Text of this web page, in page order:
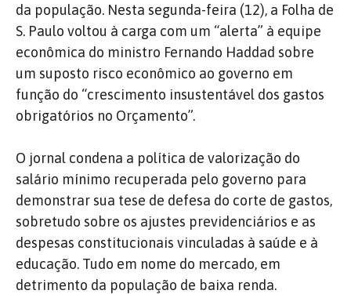
da população. Nesta segunda-feira (12), a Folha de
S. Paulo voltou à carga com um “alerta” à equipe
econômica do ministro Fernando Haddad sobre
um suposto risco econômico ao governo em
função do “crescimento insustentável dos gastos
obrigatórios no Orçamento”.
O jornal condena a política de valorização do
salário mínimo recuperada pelo governo para
demonstrar sua tese de defesa do corte de gastos,
sobretudo sobre os ajustes previdenciários e as
despesas constitucionais vinculadas à saúde e à
educação. Tudo em nome do mercado, em
detrimento da população de baixa renda.